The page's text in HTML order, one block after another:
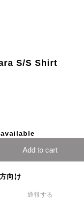
S/S Shirt
Add to cart
向け
通報する